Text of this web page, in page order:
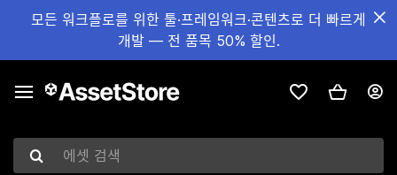
모든 워크플로를 위한 툴·프레임워크·콘텐츠로 더 빠르게
개발 — 전 품목 50% 할인.
에셋 검색